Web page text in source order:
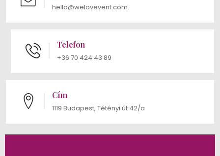
hello@welovevent.com
Telefon
+36 70 424 43 89
Cím
1119 Budapest, Tétényi út 42/a